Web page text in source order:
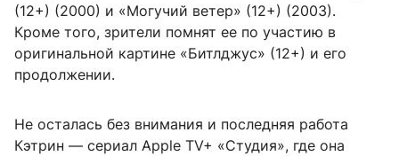
(12+) (2000) и «Могучий ветер» (12+) (2003).
Кроме того, зрители помнят ее по участию в
оригинальной картине «Битлджус» (12+) и его
продолжении.
Не осталась без внимания и последняя работа
Кэтрин — сериал Apple TV+ «Студия», где она